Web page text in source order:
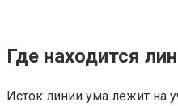
Где находится
Исток линии ума лежит на